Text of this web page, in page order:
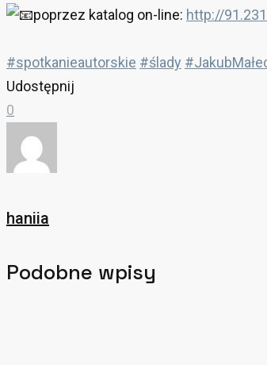
poprzez katalog on-line: http://
#spotkanieautorskie #ślady
Udostępnij
0
haniia
Podobne wpisy